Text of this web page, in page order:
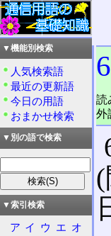
読
外
▼機能別検索
人気検索語
最近の更新語
今日の用語
おまかせ検索
▼別の語で検索
▼索引検索
ア イ ウ エ オ